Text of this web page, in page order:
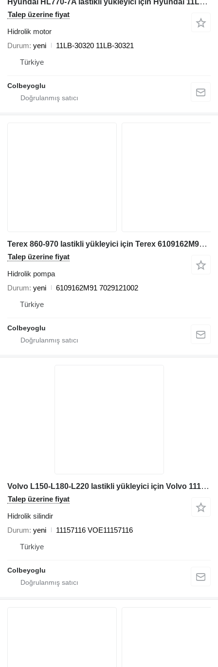
Talep üzerine fiyat
Hidrolik motor
Durum yeni
11LB-30320 11LB-30321
Türkiye
Colbeyoglu
Terex 860-970 lastikli yükleyici için Terex 6109162M91 hidrolik pompa
Talep üzerine fiyat
Hidrolik pompa
Durum yeni
6109162M91 7029121002
Türkiye
Colbeyoglu
Volvo L150-L180-L220 lastikli yükleyici için Volvo 11157116 hidrolik silindir
Talep üzerine fiyat
Hidrolik silindir
Durum yeni
11157116 VOE11157116
Türkiye
Colbeyoglu